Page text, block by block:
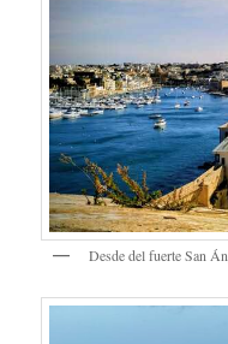
Desde del fuerte San